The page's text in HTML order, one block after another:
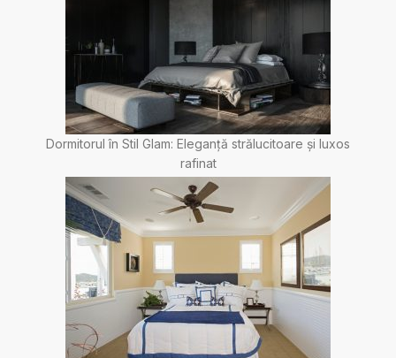
Dormitorul în Stil Glam: Eleganță strălucitoare și luxos
rafinat